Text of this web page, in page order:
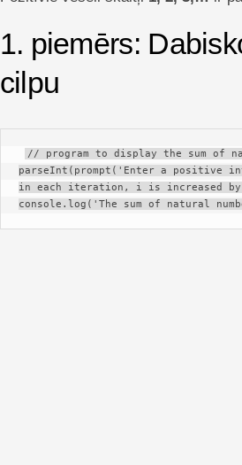
1. piemērs:
cilpu
// program to display the sum of
parseInt(prompt('Enter a positive
in each iteration, i is increased
console.log('The sum of natural